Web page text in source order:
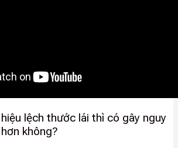
lệch thước lái thì có gây nguy
không?